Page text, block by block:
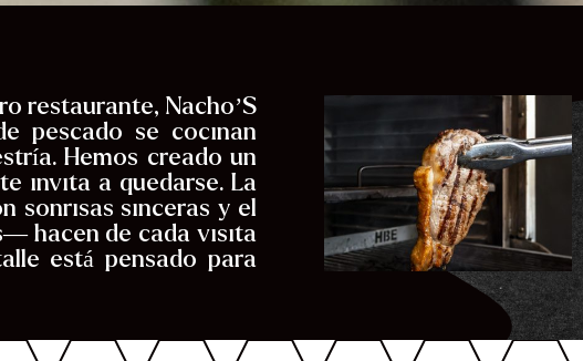
restaurante, Nacho’S
pescado se cocinan
Hemos creado un
invita a quedarse. La
sonrisas sinceras y el
hacen de cada visita
está pensado para